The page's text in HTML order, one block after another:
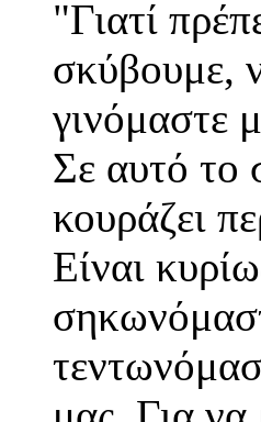
"Γιατί
σκύβουμε,
γινόμαστε
Σε αυτό το
κουράζει
Είναι